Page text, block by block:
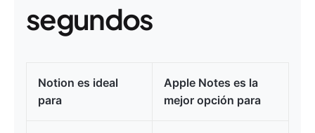
segundos
Notion es ideal
para
Apple Notes es la
mejor opción para